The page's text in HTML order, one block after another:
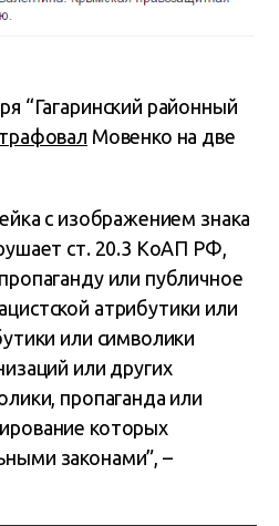
“Гагаринский районный
Мовенко на две
с изображением знака
ст. 20.3 КоАП РФ,
или публичное
атрибутики или
или символики
или других
пропаганда или
которых
законами”, –